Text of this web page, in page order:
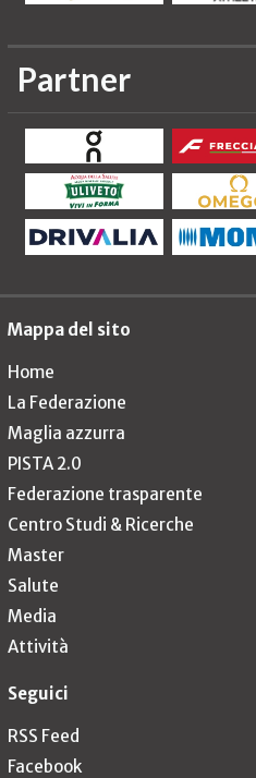
Partner
Mappa del sito
Home
La Federazione
Maglia azzurra
PISTA 2.0
Federazione trasparente
Centro Studi & Ricerche
Master
Salute
Media
Attività
Seguici
RSS Feed
Facebook